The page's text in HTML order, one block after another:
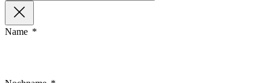
Name